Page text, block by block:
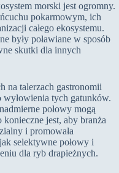
morski jest ogromny.
pokarmowym, ich
całego ekosystemu.
były poławiane w sposób
skutki dla innych
na talerzach gastronomii
tych gatunków.
połowy mogą
jest, aby branża
i promowała
selektywne połowy i
dla ryb drapieżnych.